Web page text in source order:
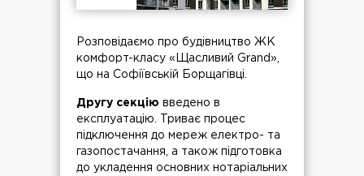
Розповідаємо про будівництво ЖК
комфорт-класу «Щасливий Grand»,
що на Софіївській Борщагівці.
Другу секцію введено в
експлуатацію. Триває процес
підключення до мереж електро- та
газопостачання, а також підготовка
до укладення основних нотаріальних